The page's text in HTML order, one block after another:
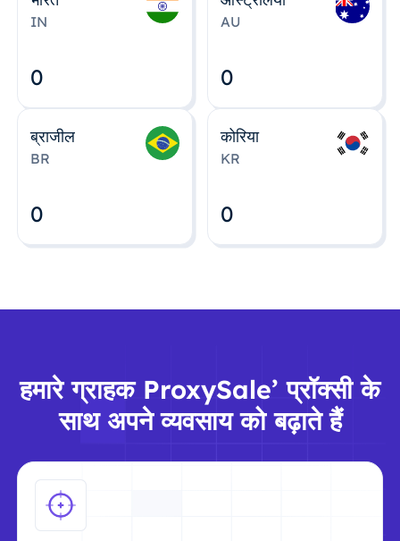
IN
0
AU
0
ब्राजील
BR
0
कोरिया
KR
0
हमारे ग्राहक ProxySale’ प्रॉक्सी के
साथ अपने व्यवसाय को बढ़ाते हैं